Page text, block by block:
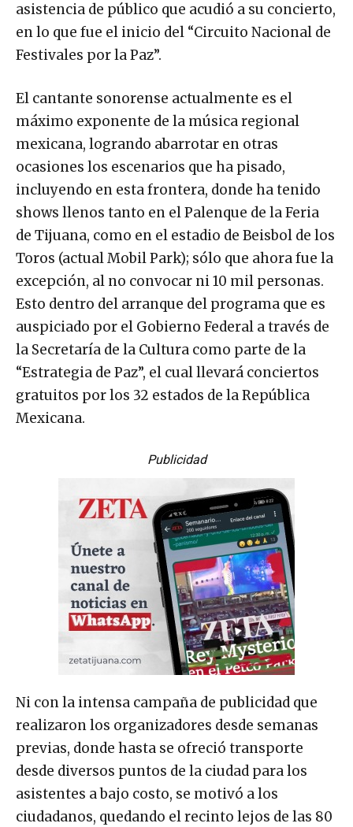
asistencia de público que acudió a su concierto,
en lo que fue el inicio del “Circuito Nacional de
Festivales por la Paz”.
El cantante sonorense actualmente es el
máximo exponente de la música regional
mexicana, logrando abarrotar en otras
ocasiones los escenarios que ha pisado,
incluyendo en esta frontera, donde ha tenido
shows llenos tanto en el Palenque de la Feria
de Tijuana, como en el estadio de Beisbol de los
Toros (actual Mobil Park); sólo que ahora fue la
excepción, al no convocar ni 10 mil personas.
Esto dentro del arranque del programa que es
auspiciado por el Gobierno Federal a través de
la Secretaría de la Cultura como parte de la
“Estrategia de Paz”, el cual llevará conciertos
gratuitos por los 32 estados de la República
Mexicana.
Publicidad
Ni con la intensa campaña de publicidad que
realizaron los organizadores desde semanas
previas, donde hasta se ofreció transporte
desde diversos puntos de la ciudad para los
asistentes a bajo costo, se motivó a los
ciudadanos, quedando el recinto lejos de las 80